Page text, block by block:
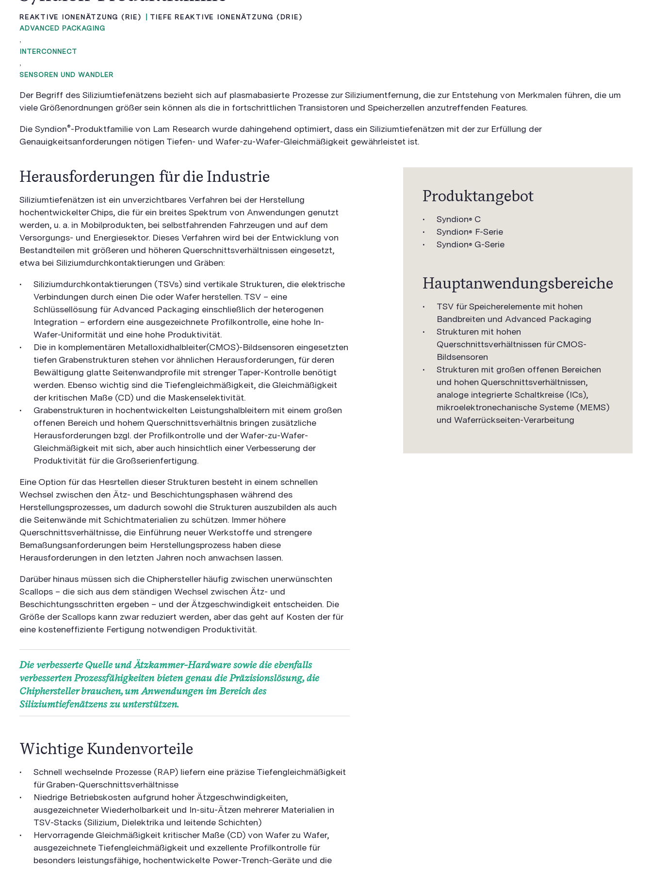
REAKTIVE IONENÄTZUNG (RIE)
TIEFE REAKTIVE IONENÄTZUNG (DRIE)
ADVANCED PACKAGING
,
INTERCONNECT
,
SENSOREN UND WANDLER
Der Begriff des Siliziumtiefenätzens bezieht sich auf plasmabasierte Prozesse zur Siliziumentfernung, die zur Entstehung von Merkmalen führen, die um
viele Größenordnungen größer sein können als die in fortschrittlichen Transistoren und Speicherzellen anzutreffenden Features.
Die Syndion®-Produktfamilie von Lam Research wurde dahingehend optimiert, dass ein Siliziumtiefenätzen mit der zur Erfüllung der
Genauigkeitsanforderungen nötigen Tiefen- und Wafer-zu-Wafer-Gleichmäßigkeit gewährleistet ist.
Herausforderungen für die Industrie
Siliziumtiefenätzen ist ein unverzichtbares Verfahren bei der Herstellung
hochentwickelter Chips, die für ein breites Spektrum von Anwendungen genutzt
werden, u. a. in Mobilprodukten, bei selbstfahrenden Fahrzeugen und auf dem
Versorgungs- und Energiesektor. Dieses Verfahren wird bei der Entwicklung von
Bestandteilen mit größeren und höheren Querschnittsverhältnissen eingesetzt,
etwa bei Siliziumdurchkontaktierungen und Gräben:
Siliziumdurchkontaktierungen (TSVs) sind vertikale Strukturen, die elektrische
Verbindungen durch einen Die oder Wafer herstellen. TSV – eine
Schlüssellösung für Advanced Packaging einschließlich der heterogenen
Integration – erfordern eine ausgezeichnete Profilkontrolle, eine hohe In-
Wafer-Uniformität und eine hohe Produktivität.
Die in komplementären Metalloxidhalbleiter(CMOS)-Bildsensoren eingesetzten
tiefen Grabenstrukturen stehen vor ähnlichen Herausforderungen, für deren
Bewältigung glatte Seitenwandprofile mit strenger Taper-Kontrolle benötigt
werden. Ebenso wichtig sind die Tiefengleichmäßigkeit, die Gleichmäßigkeit
der kritischen Maße (CD) und die Maskenselektivität.
Grabenstrukturen in hochentwickelten Leistungshalbleitern mit einem großen
offenen Bereich und hohem Querschnittsverhältnis bringen zusätzliche
Herausforderungen bzgl. der Profilkontrolle und der Wafer-zu-Wafer-
Gleichmäßigkeit mit sich, aber auch hinsichtlich einer Verbesserung der
Produktivität für die Großserienfertigung.
Eine Option für das Hesrtellen dieser Strukturen besteht in einem schnellen
Wechsel zwischen den Ätz- und Beschichtungsphasen während des
Herstellungsprozesses, um dadurch sowohl die Strukturen auszubilden als auch
die Seitenwände mit Schichtmaterialien zu schützen. Immer höhere
Querschnittsverhältnisse, die Einführung neuer Werkstoffe und strengere
Bemaßungsanforderungen beim Herstellungsprozess haben diese
Herausforderungen in den letzten Jahren noch anwachsen lassen.
Darüber hinaus müssen sich die Chiphersteller häufig zwischen unerwünschten
Scallops – die sich aus dem ständigen Wechsel zwischen Ätz- und
Beschichtungsschritten ergeben – und der Ätzgeschwindigkeit entscheiden. Die
Größe der Scallops kann zwar reduziert werden, aber das geht auf Kosten der für
eine kosteneffiziente Fertigung notwendigen Produktivität.
Die verbesserte Quelle und Ätzkammer-Hardware sowie die ebenfalls
verbesserten Prozessfähigkeiten bieten genau die Präzisionslösung, die
Chiphersteller brauchen, um Anwendungen im Bereich des
Siliziumtiefenätzens zu unterstützen.
Wichtige Kundenvorteile
Schnell wechselnde Prozesse (RAP) liefern eine präzise Tiefengleichmäßigkeit
für Graben-Querschnittsverhältnisse
Niedrige Betriebskosten aufgrund hoher Ätzgeschwindigkeiten,
ausgezeichneter Wiederholbarkeit und In-situ-Ätzen mehrerer Materialien in
TSV-Stacks (Silizium, Dielektrika und leitende Schichten)
Hervorragende Gleichmäßigkeit kritischer Maße (CD) von Wafer zu Wafer,
ausgezeichnete Tiefengleichmäßigkeit und exzellente Profilkontrolle für
besonders leistungsfähige, hochentwickelte Power-Trench-Geräte und die
Produktangebot
Syndion® C
Syndion® F-Serie
Syndion® G-Serie
Hauptanwendungsbereiche
TSV für Speicherelemente mit hohen
Bandbreiten und Advanced Packaging
Strukturen mit hohen
Querschnittsverhältnissen für CMOS-
Bildsensoren
Strukturen mit großen offenen Bereichen
und hohen Querschnittsverhältnissen,
analoge integrierte Schaltkreise (ICs),
mikroelektronechanische Systeme (MEMS)
und Waferrückseiten-Verarbeitung